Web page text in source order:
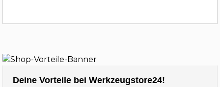
Deine Vorteile bei Werkzeugstore24!